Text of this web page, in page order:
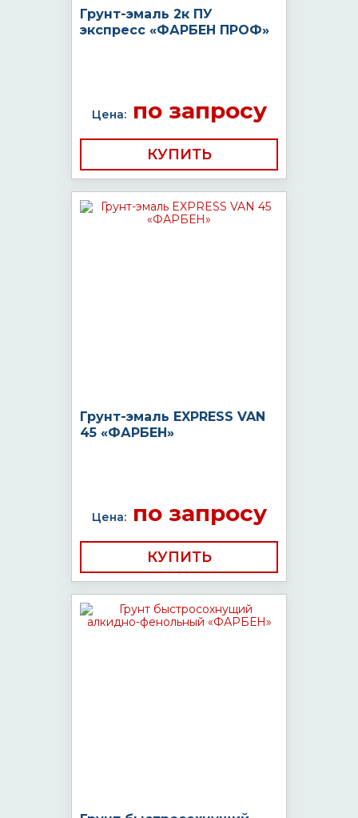
Грунт-эмаль 2к ПУ
экспресс «ФАРБЕН ПРОФ»
Цена:по запросу
КУПИТЬ
Грунт-эмаль EXPRESS VAN
45 «ФАРБЕН»
Цена:по запросу
КУПИТЬ